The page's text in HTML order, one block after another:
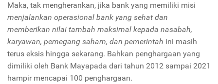
Maka, tak mengherankan, jika bank yang memiliki misi
menjalankan operasional bank yang sehat dan
memberikan nilai tambah maksimal kepada nasabah,
karyawan, pemegang saham, dan pemerintah ini masih
terus eksis hingga sekarang. Bahkan penghargaan yang
dimiliki oleh Bank Mayapada dari tahun 2012 sampai 2021
hampir mencapai 100 penghargaan.